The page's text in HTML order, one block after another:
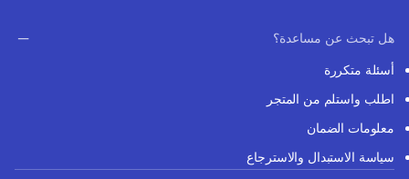
هل تبحث عن مساعدة؟
أسئلة متكررة
اطلب واستلم من المتجر
معلومات الضمان
سياسة الاستبدال والاسترجاع